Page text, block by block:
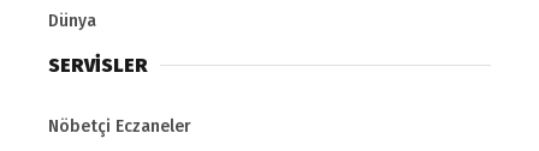
Dünya
SERVİSLER
Nöbetçi Eczaneler